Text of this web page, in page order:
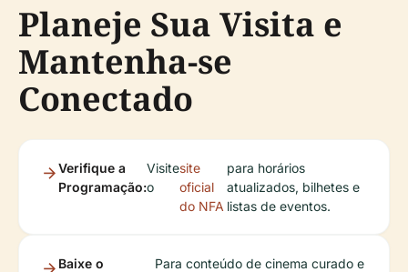
Planeje Sua Visita e
Mantenha-se
Conectado
Verifique a
Programação:
Visite
o
site
oficial
do NFA
para horários
atualizados, bilhetes e
listas de eventos.
Baixe o
Para conteúdo de cinema curado e